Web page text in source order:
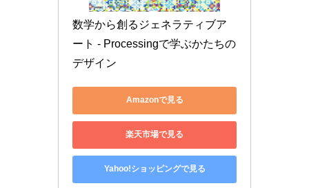
数学から創るジェネラティブア
ート - Processingで学ぶかたちの
デザイン
Amazonで見る
楽天市場で見る
Yahoo!ショッピングで見る